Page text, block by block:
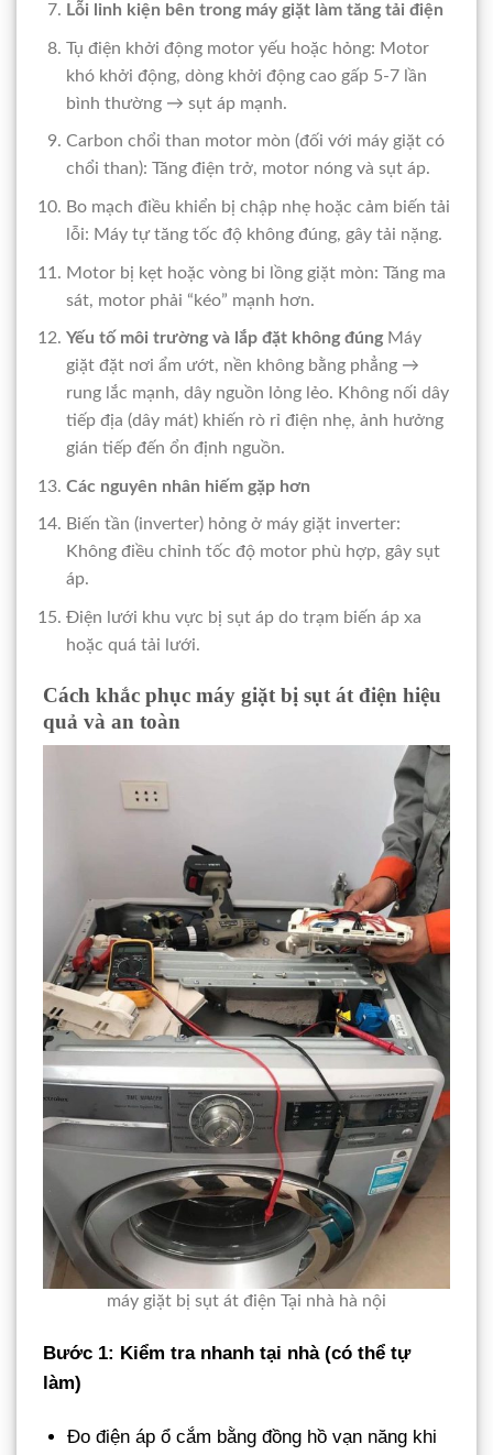
Lỗi linh kiện bên trong máy giặt làm tăng tải điện
Tụ điện khởi động motor yếu hoặc hỏng: Motor
khó khởi động, dòng khởi động cao gấp 5-7 lần
bình thường → sụt áp mạnh.
Carbon chổi than motor mòn (đối với máy giặt có
chổi than): Tăng điện trở, motor nóng và sụt áp.
Bo mạch điều khiển bị chập nhẹ hoặc cảm biến tải
lỗi: Máy tự tăng tốc độ không đúng, gây tải nặng.
Motor bị kẹt hoặc vòng bi lồng giặt mòn: Tăng ma
sát, motor phải “kéo” mạnh hơn.
Yếu tố môi trường và lắp đặt không đúngMáy
giặt đặt nơi ẩm ướt, nền không bằng phẳng →
rung lắc mạnh, dây nguồn lỏng lẻo. Không nối dây
tiếp địa (dây mát) khiến rò rỉ điện nhẹ, ảnh hưởng
gián tiếp đến ổn định nguồn.
Các nguyên nhân hiếm gặp hơn
Biến tần (inverter) hỏng ở máy giặt inverter:
Không điều chỉnh tốc độ motor phù hợp, gây sụt
áp.
Điện lưới khu vực bị sụt áp do trạm biến áp xa
hoặc quá tải lưới.
Cách khắc phục máy giặt bị sụt át điện hiệu
quả và an toàn
máy giặt bị sụt át điện Tại nhà hà nội
Bước 1: Kiểm tra nhanh tại nhà (có thể tự
làm)
Đo điện áp ổ cắm bằng đồng hồ vạn năng khi